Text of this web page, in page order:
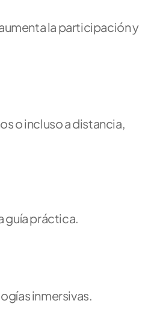
la participación y
o incluso a distancia,
guía práctica.
inmersivas.